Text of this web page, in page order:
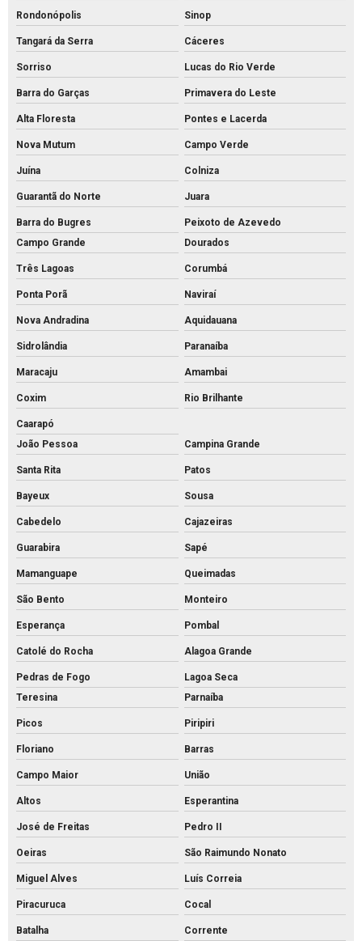
Rondonópolis Sinop
Tangará da Serra Cáceres
Sorriso Lucas do Rio Verde
Barra do Garças Primavera do Leste
Alta Floresta Pontes e Lacerda
Nova Mutum Campo Verde
Juína Colniza
Guarantã do Norte Juara
Barra do Bugres
Peixoto de Azevedo
Campo Grande
Dourados
Três Lagoas Corumbá
Ponta Porã Naviraí
Nova Andradina Aquidauana
Sidrolândia Paranaíba
Maracaju Amambai
Coxim Rio Brilhante
Caarapó
João Pessoa
Campina Grande
Santa Rita Patos
Bayeux Sousa
Cabedelo Cajazeiras
Guarabira Sapé
Mamanguape Queimadas
São Bento Monteiro
Esperança Pombal
Catolé do Rocha Alagoa Grande
Pedras de Fogo
Lagoa Seca
Teresina
Parnaíba
Picos Piripiri
Floriano Barras
Campo Maior União
Altos Esperantina
José de Freitas Pedro II
Oeiras São Raimundo Nonato
Miguel Alves Luís Correia
Piracuruca Cocal
Batalha Corrente